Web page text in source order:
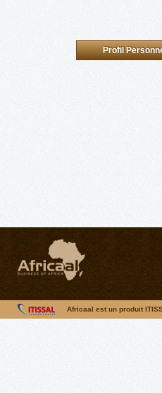
Profil
Africaal est un produit